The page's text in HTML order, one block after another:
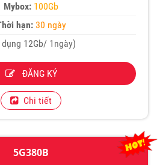
Mybox: 100Gb
hạn:30 ngày
dụng 12Gb/ 1ngày)
ĐĂNG KÝ
Chi tiết
5G380B